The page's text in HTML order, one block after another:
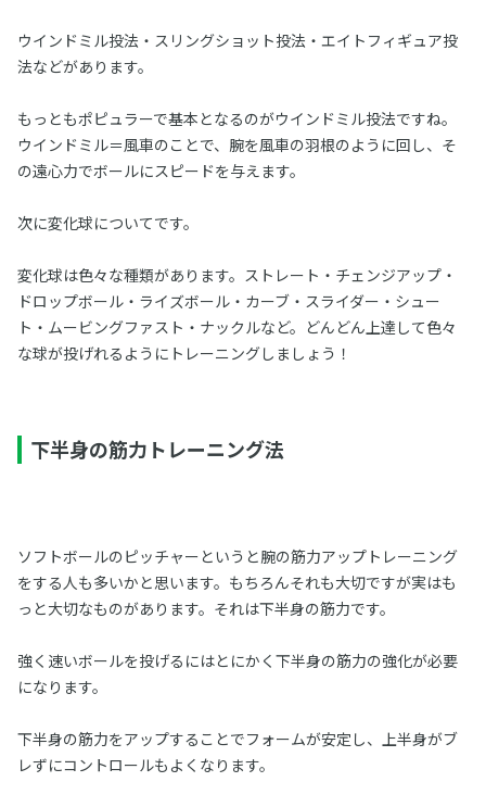
ウインドミル投法・スリングショット投法・エイトフィギュア投
法などがあります。
もっともポピュラーで基本となるのがウインドミル投法ですね。
ウインドミル＝風車のことで、腕を風車の羽根のように回し、そ
の遠心力でボールにスピードを与えます。
次に変化球についてです。
変化球は色々な種類があります。ストレート・チェンジアップ・
ドロップボール・ライズボール・カーブ・スライダー・シュー
ト・ムービングファスト・ナックルなど。どんどん上達して色々
な球が投げれるようにトレーニングしましょう！
下半身の筋力トレーニング法
ソフトボールのピッチャーというと腕の筋力アップトレーニング
をする人も多いかと思います。もちろんそれも大切ですが実はも
っと大切なものがあります。それは下半身の筋力です。
強く速いボールを投げるにはとにかく下半身の筋力の強化が必要
になります。
下半身の筋力をアップすることでフォームが安定し、上半身がブ
レずにコントロールもよくなります。